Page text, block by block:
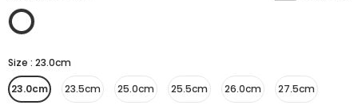
Size : 23.0cm
23.0cm
23.5cm 25.0cm 25.5cm 26.0cm 27.5cm